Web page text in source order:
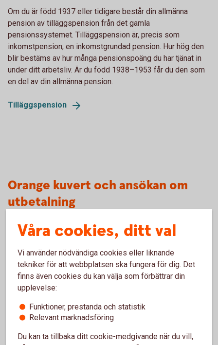
Om du är född 1937 eller tidigare består din allmänna
pension av tilläggspension från det gamla
pensionssystemet. Tilläggspension är, precis som
inkomstpension, en inkomstgrundad pension. Hur hög den
blir bestäms av hur många pensionspoäng du har tjänat in
under ditt arbetsliv. Är du född 1938–1953 får du den som
en del av din allmänna pension.
Tilläggspension
Orange kuvert och ansökan om
utbetalning
Orange kuvert
Våra cookies, ditt val
Vi använder nödvändiga cookies eller liknande
tekniker för att webbplatsen ska fungera för dig. Det
finns även cookies du kan välja som förbättrar din
upplevelse:
Funktioner, prestanda och statistik
Relevant marknadsföring
Du kan ta tillbaka ditt cookie-medgivande när du vill,